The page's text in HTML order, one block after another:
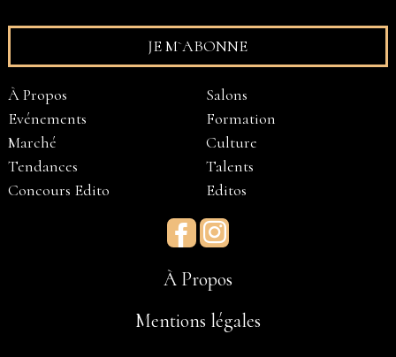
À Propos
Evénements
Marché
Tendances
Concours Edito
Salons
Formation
Culture
Talents
Editos
Facebook
À Propos
Mentions légales